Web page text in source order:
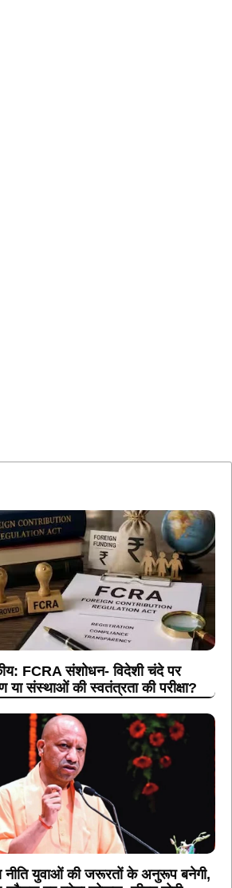
FCRA संशोधन- विदेशी चंदे पर
या संस्थाओं की स्वतंत्रता की परीक्षा?
नीति युवाओं की जरूरतों के अनुरूप बनेगी,